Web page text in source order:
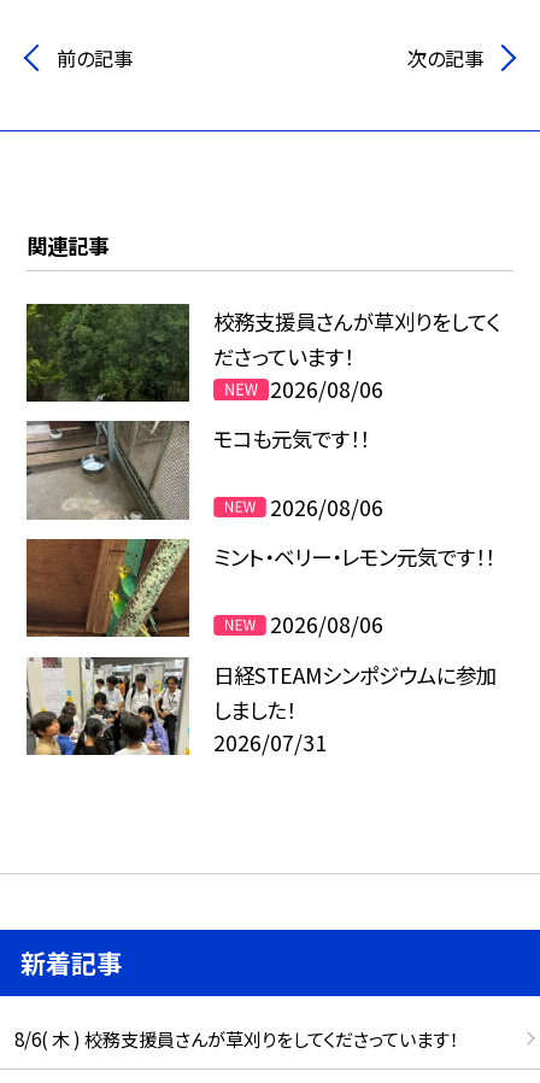
前の記事 次の記事
関連記事
校務支援員さんが草刈りをしてく
ださっています！
2026/08/06
モコも元気です！！
2026/08/06
ミント・ベリー・レモン元気です！！
2026/08/06
日経STEAMシンポジウムに参加
しました！
2026/07/31
新着記事
8/6( 木 ) 校務支援員さんが草刈りをしてくださっています！